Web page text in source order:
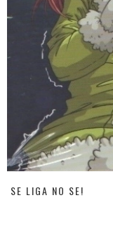
SE LIGA NO SE!